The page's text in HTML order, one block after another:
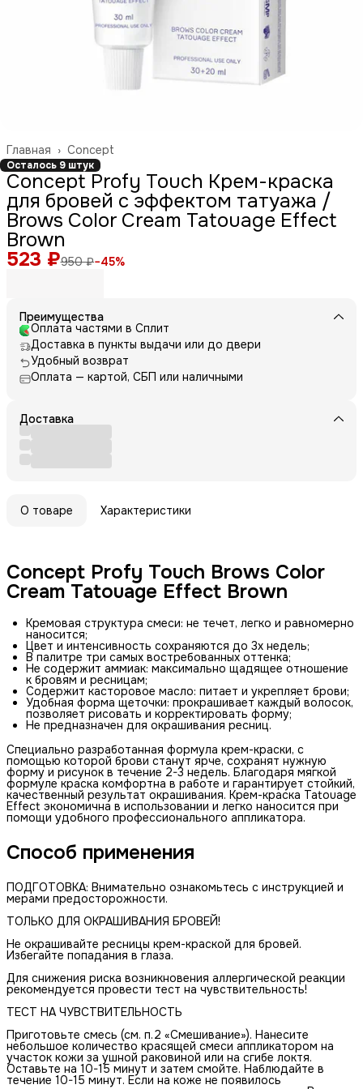
Concept
Главная ›
Осталось 9 штук
Concept Profy Touch Крем-краска
для бровей с эффектом татуажа /
Brows Color Cream Tatouage Effect
Brown
523 ₽950 ₽−45%
Преимущества
Оплата частями в Сплит
Доставка в пункты выдачи или до двери
Удобный возврат
Оплата — картой, СБП или наличными
Доставка
О товаре Характеристики
Concept Profy Touch Brows Color
Cream Tatouage Effect Brown
Кремовая структура смеси: не течет, легко и равномерно
наносится;
Цвет и интенсивность сохраняются до 3х недель;
В палитре три самых востребованных оттенка;
Не содержит аммиак: максимально щадящее отношение
к бровям и ресницам;
Содержит касторовое масло: питает и укрепляет брови;
Удобная форма щеточки: прокрашивает каждый волосок,
позволяет рисовать и корректировать форму;
Не предназначен для окрашивания ресниц.
Специально разработанная формула крем-краски, с
помощью которой брови станут ярче, сохранят нужную
форму и рисунок в течение 2-3 недель. Благодаря мягкой
формуле краска комфортна в работе и гарантирует стойкий,
качественный результат окрашивания. Крем-краска Tatouage
Effect экономична в использовании и легко наносится при
помощи удобного профессионального аппликатора.
Способ применения
ПОДГОТОВКА: Внимательно ознакомьтесь с инструкцией и
мерами предосторожности.
ТОЛЬКО ДЛЯ ОКРАШИВАНИЯ БРОВЕЙ!
Не окрашивайте ресницы крем-краской для бровей.
Избегайте попадания в глаза.
Для снижения риска возникновения аллергической реакции
рекомендуется провести тест на чувствительность!
ТЕСТ НА ЧУВСТВИТЕЛЬНОСТЬ
Приготовьте смесь (см. п.2 «Смешивание»). Нанесите
небольшое количество красящей смеси аппликатором на
участок кожи за ушной раковиной или на сгибе локтя.
Оставьте на 10-15 минут и затем смойте. Наблюдайте в
течение 10-15 минут. Если на коже не появилось